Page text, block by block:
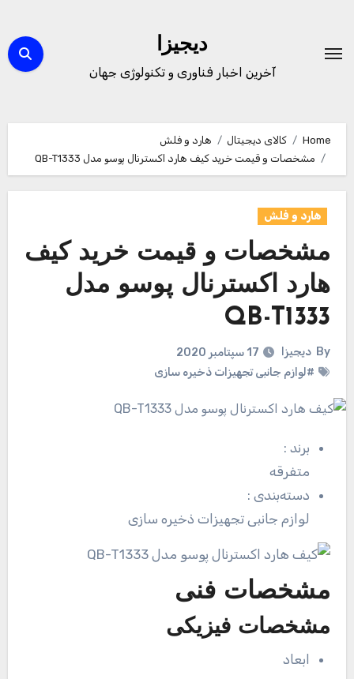
content
دیجیزا
آخرین اخبار فناوری و تکنولوژی جهان
Home کالای دیجیتال
هارد و فلش
مشخصات و قیمت خرید کیف هارد اکسترنال پوسو مدل QB-T1333
هارد و فلش
مشخصات و قیمت خرید کیف
هارد اکسترنال پوسو مدل
QB-T1333
By دیجیزا
17 سپتامبر 2020
#لوازم جانبی تجهیزات ذخیره سازی
برند:
متفرقه
دسته‌بندی:
لوازم جانبی تجهیزات ذخیره سازی
مشخصات فنی
مشخصات فیزیکی
ابعاد